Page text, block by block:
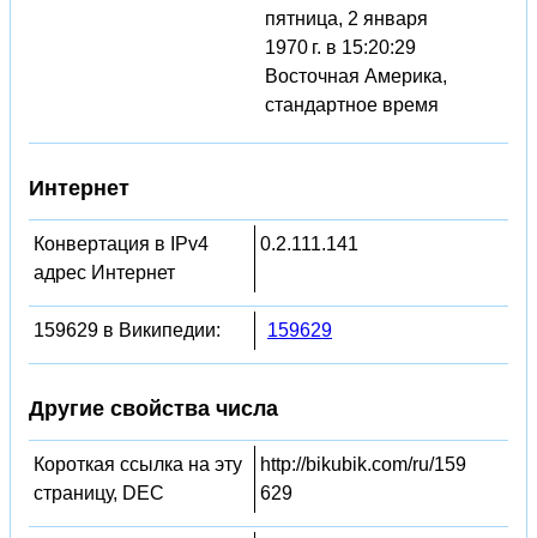
пятница, 2 января
1970 г. в 15:20:29
Восточная Америка,
стандартное время
Интернет
Конвертация в IPv4
адрес Интернет
0.2.111.141
159629 в Википедии: 159629
Другие свойства числа
Короткая ссылка на эту
страницу, DEC
http://bikubik.com/ru/159
629